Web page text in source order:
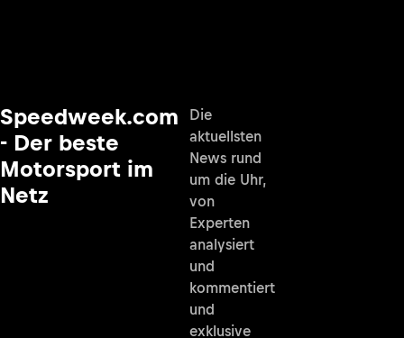
Speedweek.com
- Der beste
Motorsport im
Netz
Die
aktuellsten
News rund
um die Uhr,
von
Experten
analysiert
und
kommentiert
und
exklusive